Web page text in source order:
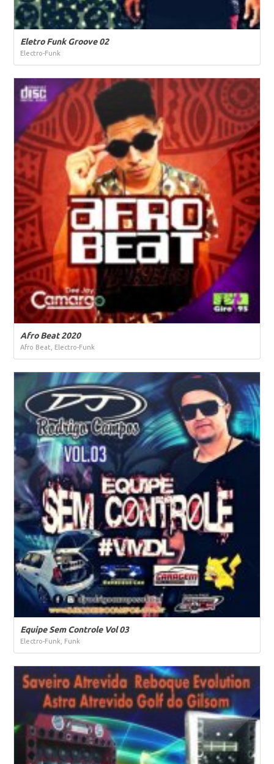
Eletro Funk Groove 02
Electro-Funk
Afro Beat 2020
Afro Beat, Electro-Funk
Equipe Sem Controle Vol 03
Electro-Funk, Funk